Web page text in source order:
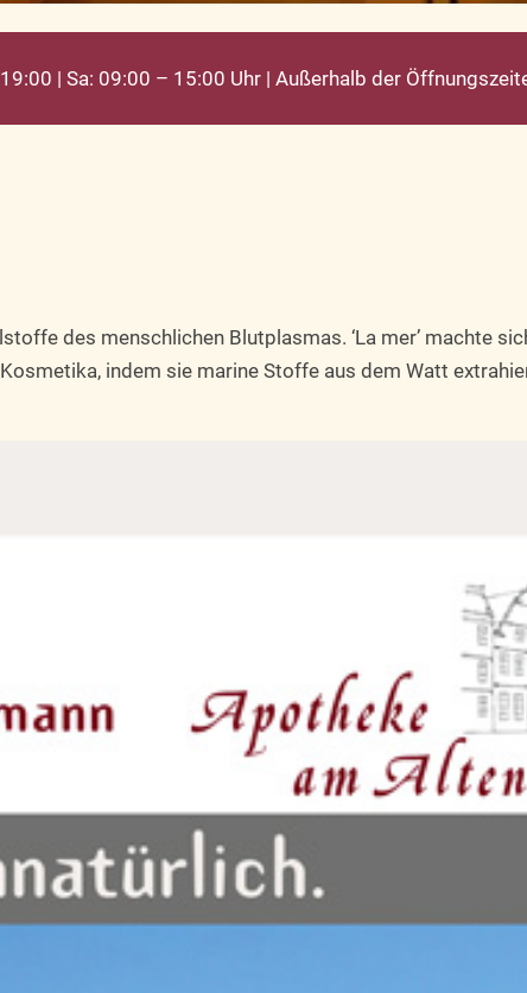
| Sa: 09:00 – 15:00 Uhr | Außerhalb der
des menschlichen Blutplasmas. ‘La mer’ machte
indem sie marine Stoffe aus dem Watt